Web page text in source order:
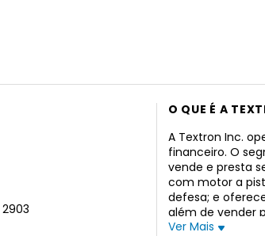
O QUE É A
A Textron Inc.
financeiro. O
vende e presta
com motor a
defesa; e
além de vender
helicópteros
Ver Mais